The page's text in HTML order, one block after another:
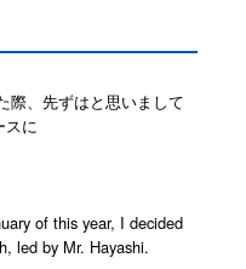
際、先ずはと思いまして
スに
of this year, I decided
led by Mr. Hayashi.